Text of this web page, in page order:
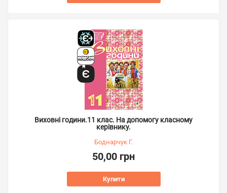
Виховні години.11 клас. На допомогу класному
керівнику.
Боднарчук Г.
50,00 грн
Купити